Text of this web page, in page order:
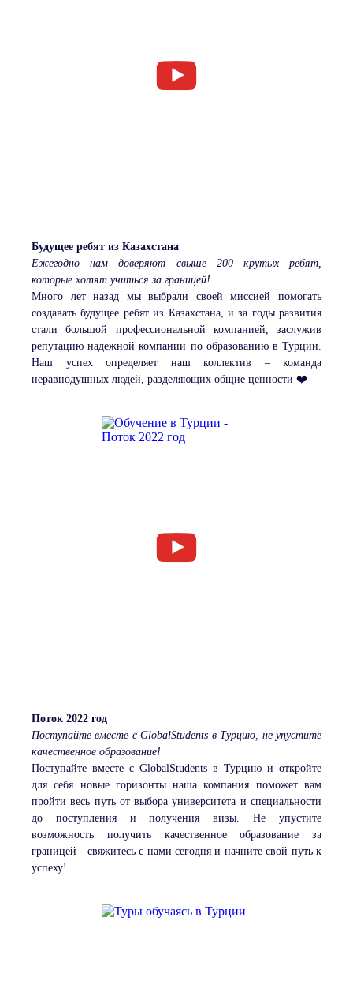
Будущее ребят из Казахстана
Ежегодно нам доверяют свыше 200 крутых ребят,
которые хотят учиться за границей!
Много лет назад мы выбрали своей миссией помогать
создавать будущее ребят из Казахстана, и за годы развития
стали большой профессиональной компанией, заслужив
репутацию надежной компании по образованию в Турции.
Наш успех определяет наш коллектив – команда
неравнодушных людей, разделяющих общие ценности ❤️
Поток 2022 год
Поступайте вместе с GlobalStudents в Турцию, не упустите
качественное образование!
Поступайте вместе с GlobalStudents в Турцию и откройте
для себя новые горизонты наша компания поможет вам
пройти весь путь от выбора университета и специальности
до поступления и получения визы. Не упустите
возможность получить качественное образование за
границей - свяжитесь с нами сегодня и начните свой путь к
успеху!